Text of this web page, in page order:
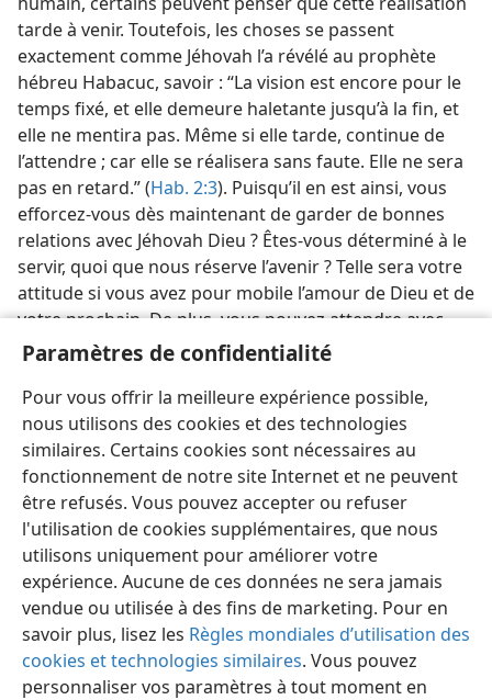
Paramètres de confidentialité
Pour vous offrir la meilleure expérience possible,
nous utilisons des cookies et des technologies
similaires. Certains cookies sont nécessaires au
fonctionnement de notre site Internet et ne peuvent
être refusés. Vous pouvez accepter ou refuser
l'utilisation de cookies supplémentaires, que nous
utilisons uniquement pour améliorer votre
expérience. Aucune de ces données ne sera jamais
vendue ou utilisée à des fins de marketing. Pour en
savoir plus, lisez les Règles mondiales d’utilisation des
cookies et technologies similaires. Vous pouvez
personnaliser vos paramètres à tout moment en
tarde à venir. Toutefois, les choses se passent
exactement comme Jéhovah l’a révélé au prophète
hébreu Habacuc, savoir : “La vision est encore pour le
temps fixé, et elle demeure haletante jusqu’à la fin, et
elle ne mentira pas. Même si elle tarde, continue de
l’attendre ; car elle se réalisera sans faute. Elle ne sera
pas en retard.” (Hab. 2:3). Puisqu’il en est ainsi, vous
efforcez-​vous dès maintenant de garder de bonnes
relations avec Jéhovah Dieu ? Êtes-​vous déterminé à le
servir, quoi que nous réserve l’avenir ? Telle sera votre
attitude si vous avez pour mobile l’amour de Dieu et de
votre prochain. De plus, vous pouvez attendre avec
confiance la récompense que Dieu vous accordera
du fond du cœur.
Français Partager Préférences
Copyright © 2026 Watch Tower Bible and Tract Society of Pennsylvania
Conditions d’utilisation
Règles de confidentialité
Paramètres de confidentialité
JW.ORG Se connecter